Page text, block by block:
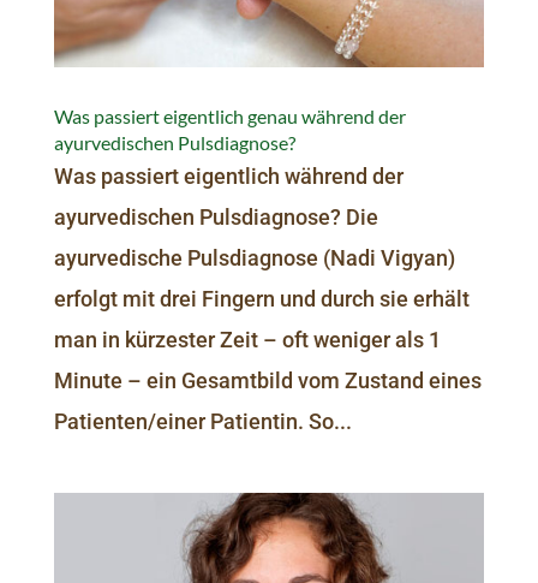
Was passiert eigentlich genau während der
ayurvedischen Pulsdiagnose?
Was passiert eigentlich während der
ayurvedischen Pulsdiagnose? Die
ayurvedische Pulsdiagnose (Nadi Vigyan)
erfolgt mit drei Fingern und durch sie erhält
man in kürzester Zeit – oft weniger als 1
Minute – ein Gesamtbild vom Zustand eines
Patienten/einer Patientin. So...